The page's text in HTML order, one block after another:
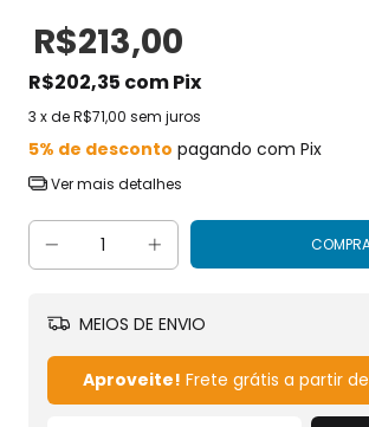
R$213,00
R$202,35 comPix
3 x deR$71,00 sem juros
5% de desconto pagando com Pix
Ver mais detalhes
MEIOS DE ENVIO
Aproveite! Frete grátis a partir de